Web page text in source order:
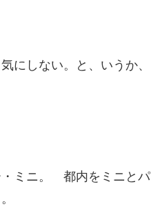
にしない。と、いうか、
・ミニ。 都内をミニとパ